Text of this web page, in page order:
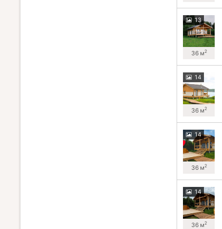
13
36 м2
14
36 м2
14
36 м2
14
36 м2